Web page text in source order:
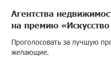
Агентства
на премию «Искусство
Проголосовать за лучшую
желающие.